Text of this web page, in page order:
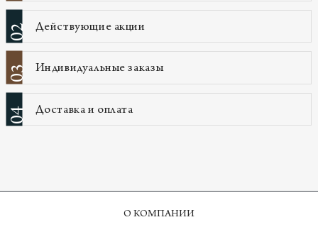
02 Действующие акции
03 Индивидуальные заказы
04 Доставка и оплата
О КОМПАНИИ